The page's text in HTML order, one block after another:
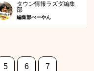
タウン情報ラズダ編集
部
編集部べーやん
5 6 7